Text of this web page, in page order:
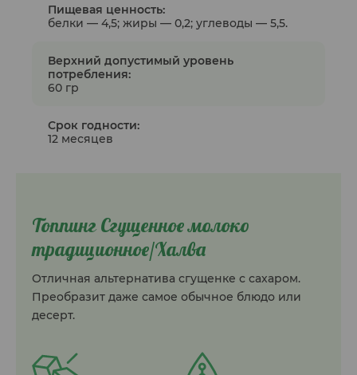
Пищевая ценность:
белки — 4,5; жиры — 0,2; углеводы — 5,5.
Верхний допустимый уровень
потребления:
60 гр
Срок годности:
12 месяцев
Топпинг Сгущенное молоко
традиционное/Халва
Отличная альтернатива сгущенке с сахаром.
Преобразит даже самое обычное блюдо или
десерт.